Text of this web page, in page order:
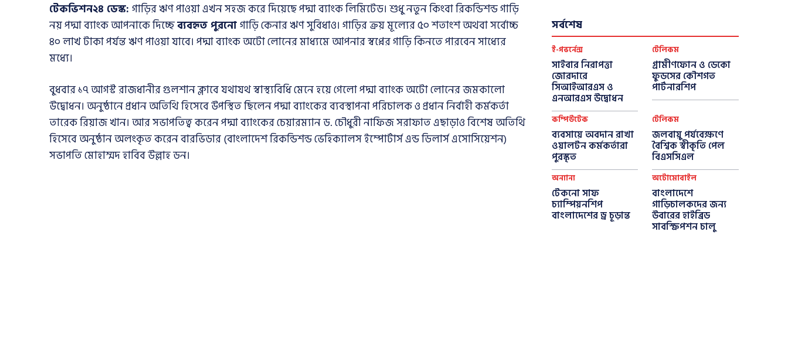
টেকভিশন২৪ ডেস্ক: গাড়ির ঋণ পাওয়া এখন সহজ করে দিয়েছে পদ্মা ব্যাংক লিমিটেড। শুধু নতুন কিংবা রিকন্ডিশন্ড গাড়ি
নয় পদ্মা ব্যাংক আপনাকে দিচ্ছেব্যবহৃত পুরনোগাড়ি কেনার ঋণ সুবিধাও। গাড়ির ক্রয় মূল্যের ৫০ শতাংশ অথবা সর্বোচ্চ
৪০ লাখ টাকা পর্যন্ত ঋণ পাওয়া যাবে। পদ্মা ব্যাংক অটো লোনের মাধ্যমে আপনার স্বপ্নের গাড়ি কিনতে পারবেন সাধ্যের
মধ্যে।
বুধবার ১৭ আগস্ট রাজধানীর গুলশান ক্লাবে যথাযথ স্বাস্থ্যবিধি মেনে হয়ে গেলো পদ্মা ব্যাংক অটো লোনের জমকালো
উদ্বোধন। অনুষ্ঠানে প্রধান অতিথি হিসেবে উপস্থিত ছিলেন পদ্মা ব্যাংকের ব্যবস্থাপনা পরিচালক ও প্রধান নির্বাহী কর্মকর্তা
তারেক রিয়াজ খান। আর সভাপতিত্ব করেন পদ্মা ব্যাংকের চেয়ারম্যান ড. চৌধুরী নাফিজ সরাফাত এছাড়াও বিশেষ অতিথি
হিসেবে অনুষ্ঠান অলংকৃত করেন বারভিডার (বাংলাদেশ রিকন্ডিশন্ড ভেহিক্যালস ইম্পোর্টার্স এন্ড ডিলার্স এসোসিয়েশন)
সভাপতি মোহাম্মদ হাবিব উল্লাহ ডন।
সর্বশেষ
ই-গভর্নেন্স
সাইবার নিরাপত্তা
জোরদারে
সিআইআরএস ও
এনআরএস উদ্বোধন
টেলিকম
গ্রামীণফোন ও ডেকো
ফুডসের কৌশগত
পার্টনারশিপ
কম্পিউটেক
ব্যবসায়ে অবদান রাখা
ওয়ালটন কর্মকর্তারা
পুরস্কৃত
টেলিকম
জলবায়ু পর্যবেক্ষণে
বৈশ্বিক স্বীকৃতি পেল
বিএসসিএল
অন্যান্য
টেকনো সাফ
চ্যাম্পিয়নশিপ
বাংলাদেশের ড্র চূড়ান্ত
অটোমোবাইল
বাংলাদেশে
গাড়িচালকদের জন্য
উবারের হাইব্রিড
সাবস্ক্রিপশন চালু